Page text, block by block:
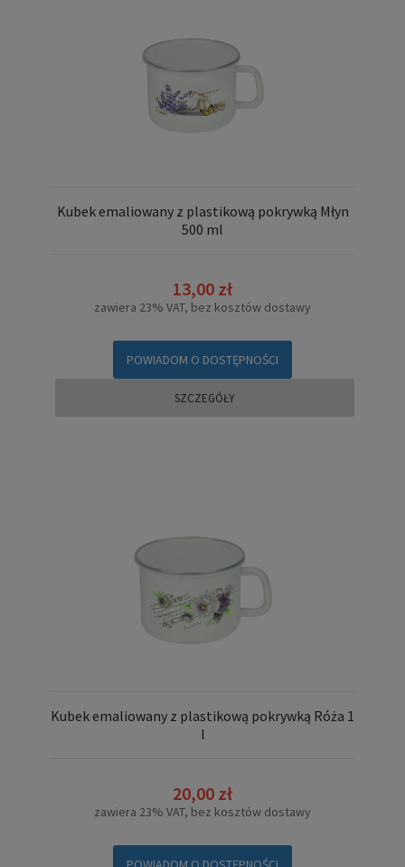
Kubek emaliowany z plastikową pokrywką Młyn
500 ml
13,00 zł
zawiera 23% VAT, bez kosztów dostawy
POWIADOM O DOSTĘPNOŚCI
SZCZEGÓŁY
Kubek emaliowany z plastikową pokrywką Róża 1
l
20,00 zł
zawiera 23% VAT, bez kosztów dostawy